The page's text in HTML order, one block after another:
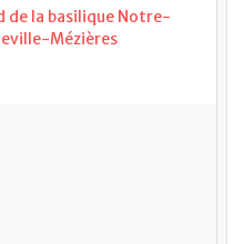
de la basilique Notre-
Mézières